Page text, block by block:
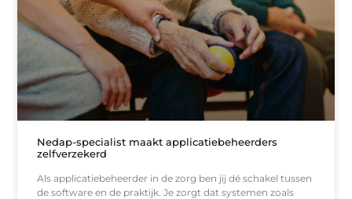
Nedap-specialist maakt applicatiebeheerders
zelfverzekerd
Als applicatiebeheerder in de zorg ben jij dé schakel tussen
de software en de praktijk. Je zorgt dat systemen zoals